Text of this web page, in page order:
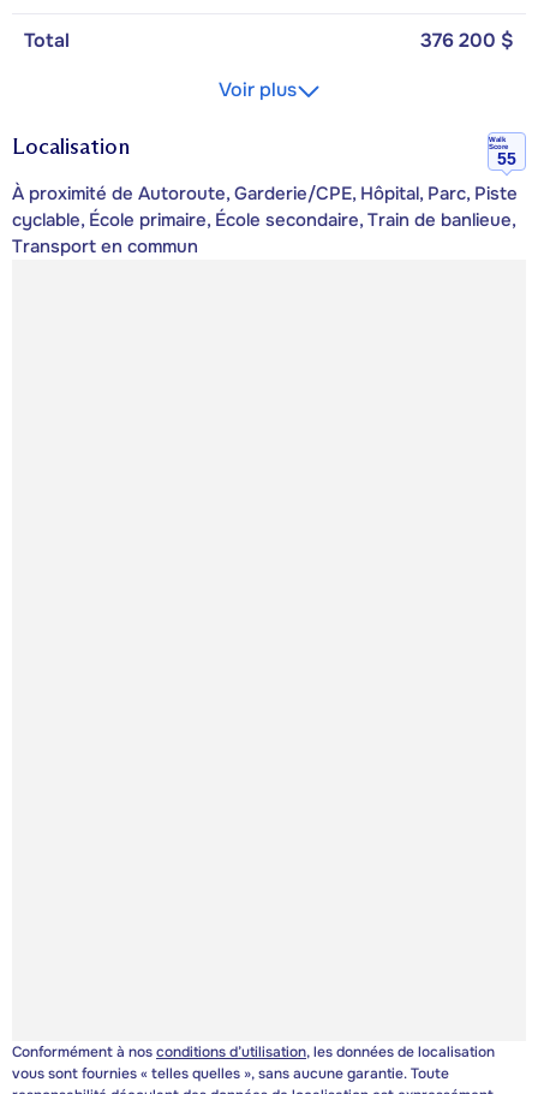
Total
376 200 $
Voir plus
Localisation
Walk
Score
55
À proximité de Autoroute, Garderie/CPE, Hôpital, Parc, Piste
cyclable, École primaire, École secondaire, Train de banlieue,
Transport en commun
Conformément à nosconditions d’utilisation, les données de localisation
vous sont fournies « telles quelles », sans aucune garantie. Toute